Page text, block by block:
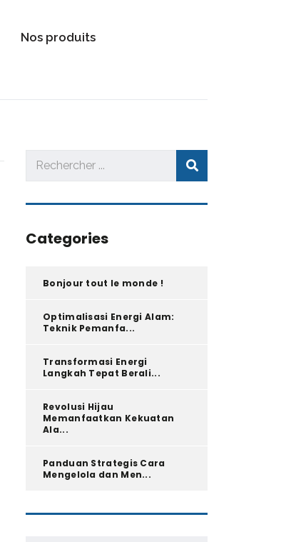
Nos produits
Categories
Bonjour tout le monde !
Optimalisasi Energi Alam:
Teknik Pemanfa...
Transformasi Energi
Langkah Tepat Berali...
Revolusi Hijau
Memanfaatkan Kekuatan
Ala...
Panduan Strategis Cara
Mengelola dan Men...